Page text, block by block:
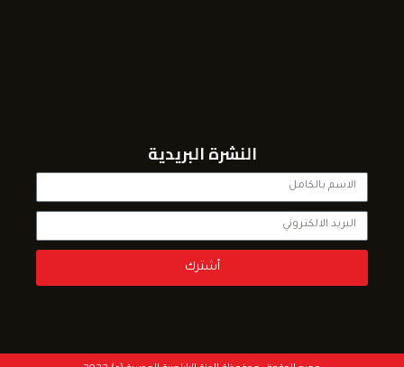
النشرة البريدية
أشترك